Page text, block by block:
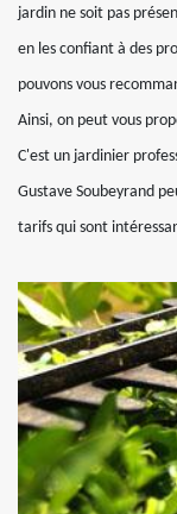
jardin ne soit pas
en les confiant à des
pouvons vous
Ainsi, on peut vous
C'est un jardinier
Gustave Soubeyrand
tarifs qui sont